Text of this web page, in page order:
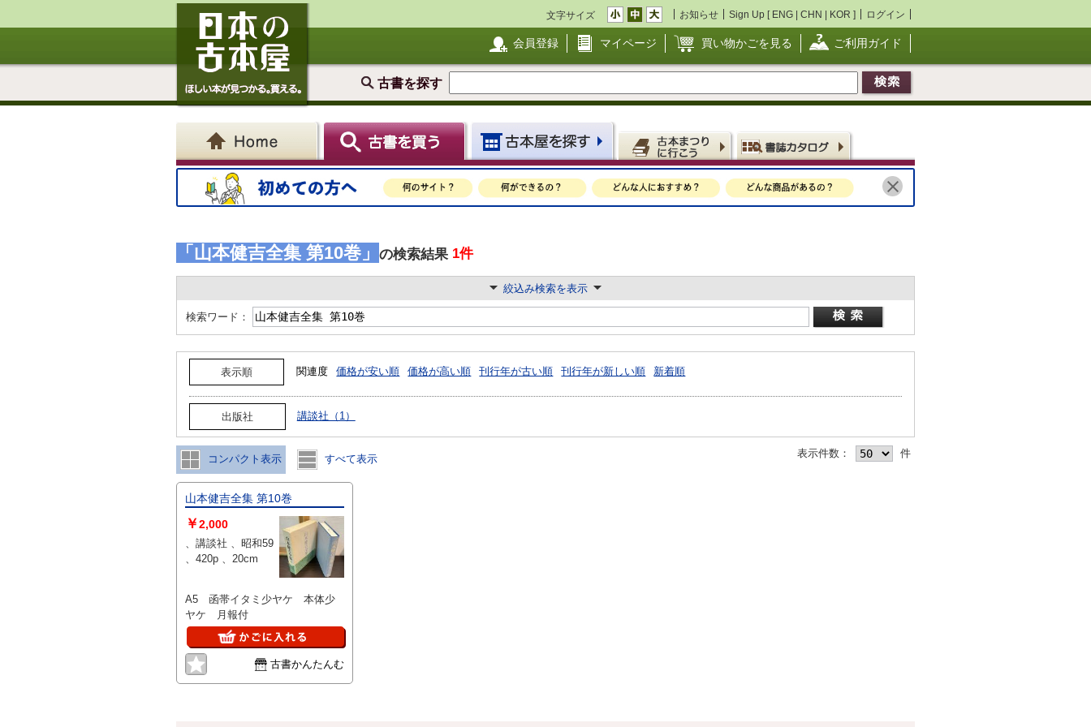
文字サイズ お知らせ Sign Up [ ENG | CHN | KOR ] ログイン
会員登録 マイページ 買い物かごを見る ご利用ガイド
古書を探す
「山本健吉全集 第10巻」 の検索結果 1件
絞込み検索を表示
検索ワード：
表示順 関連度 価格が安い順 価格が高い順 刊行年が古い順 刊行年が新しい順 新着順
出版社 講談社（1）
コンパクト表示 すべて表示 表示件数： 件
山本健吉全集 第10巻
￥2,000
、講談社 、昭和59
、420p 、20cm
A5 函帯イタミ少ヤケ 本体少
ヤケ 月報付
古書かんたんむ